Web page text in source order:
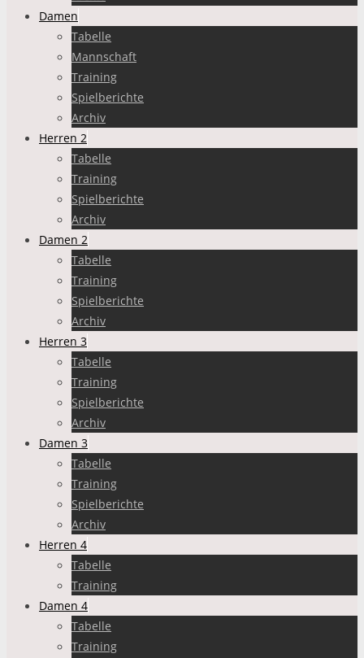
Damen
Tabelle
Mannschaft
Training
Spielberichte
Archiv
Herren 2
Tabelle
Training
Spielberichte
Archiv
Damen 2
Tabelle
Training
Spielberichte
Archiv
Herren 3
Tabelle
Training
Spielberichte
Archiv
Damen 3
Tabelle
Training
Spielberichte
Archiv
Herren 4
Tabelle
Training
Damen 4
Tabelle
Training